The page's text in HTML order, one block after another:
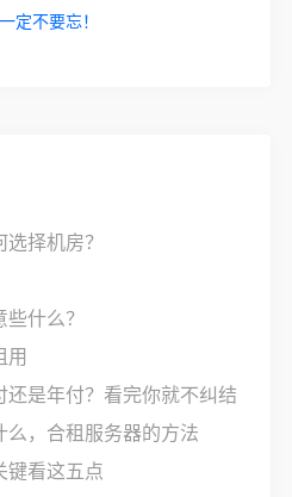
定不要忘！
择机房？
什么？
用
还是年付？看完你就不纠结
么，合租服务器的方法
键看这五点